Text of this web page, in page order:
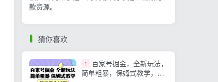
款资源。
猜你喜欢
1
百家号掘金，全新玩法，
简单粗暴，保姆式教学，轻